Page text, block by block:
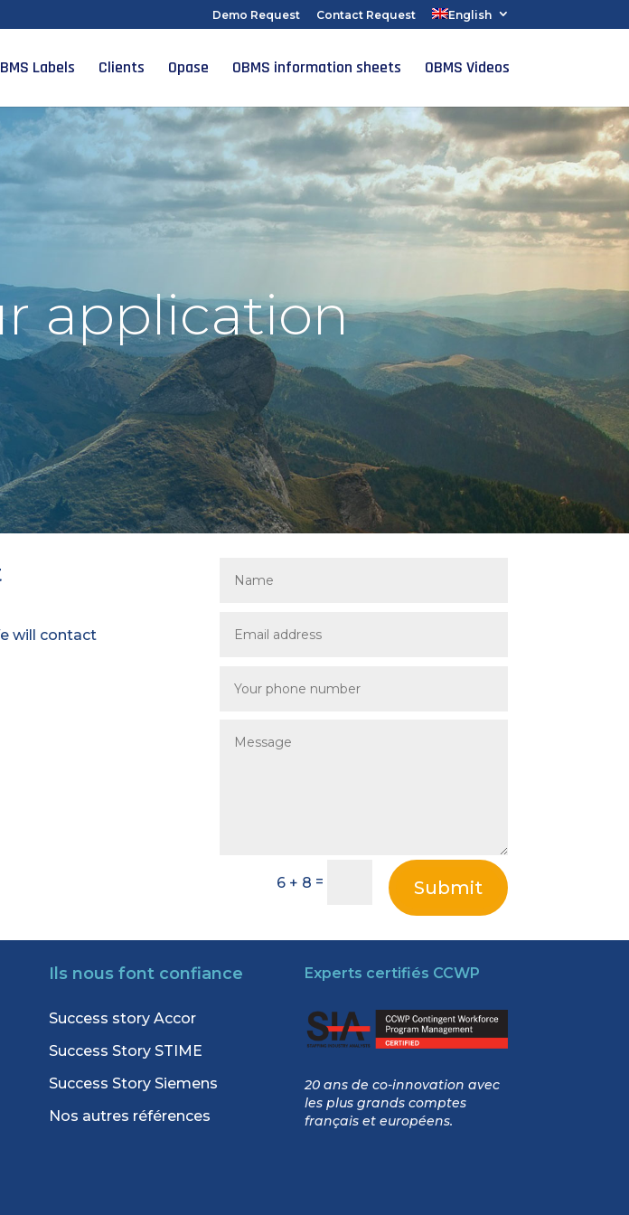
Demo Request Contact Request English
Labels Clients Opase OBMS information sheets OBMS Videos
application
will contact
6 + 8 = Submit
Ils nous font confiance
Success story Accor
Success Story STIME
Success Story Siemens
Nos autres références
Experts certifiés CCWP
20 ans de co-innovation avec
les plus grands comptes
français et européens.